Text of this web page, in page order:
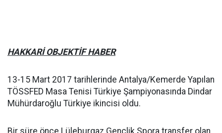
HAKKARİ OBJEKTİF HABER
13-15 Mart 2017 tarihlerinde Antalya/Kemerde Yapılan
TÖSSFED Masa Tenisi Türkiye Şampiyonasında Dindar
Mühürdaroğlu Türkiye ikincisi oldu.
Bir süre önce Lüleburgaz Gençlik Spora transfer olan